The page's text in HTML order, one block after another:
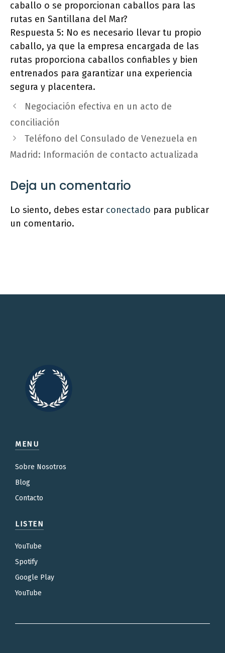
caballo o se proporcionan caballos para las
rutas en Santillana del Mar?
Respuesta 5: No es necesario llevar tu propio
caballo, ya que la empresa encargada de las
rutas proporciona caballos confiables y bien
entrenados para garantizar una experiencia
segura y placentera.
Negociación efectiva en un acto de
conciliación
Teléfono del Consulado de Venezuela en
Madrid: Información de contacto actualizada
Deja un comentario
Lo siento, debes estar conectado para publicar
un comentario.
MENU
Sobre Nosotros
Blog
Contacto
LISTEN
YouTube
Spotify
Google Play
YouTube